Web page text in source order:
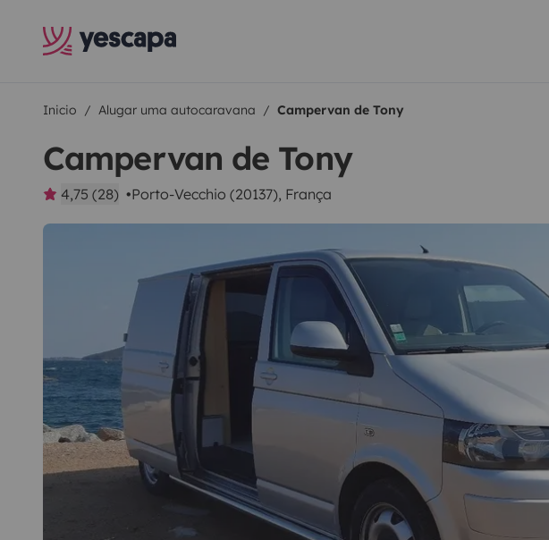
Inicio Alugar uma autocaravana Campervan de Tony
Campervan de Tony
4,75 (28) Porto-Vecchio (20137), França